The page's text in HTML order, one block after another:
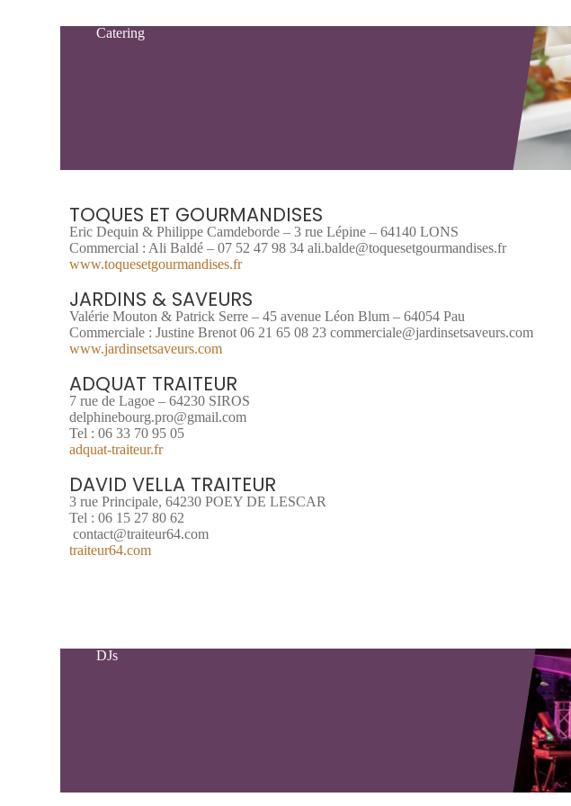
Catering
TOQUES ET GOURMANDISES
Eric Dequin & Philippe Camdeborde – 3 rue Lépine – 64140 LONS
Commercial : Ali Baldé – 07 52 47 98 34 ali.balde@toquesetgourmandises.fr
www.toquesetgourmandises.fr
JARDINS & SAVEURS
Valérie Mouton & Patrick Serre – 45 avenue Léon Blum – 64054 Pau
Commerciale : Justine Brenot 06 21 65 08 23 commerciale@jardinsetsaveurs.com
www.jardinsetsaveurs.com
ADQUAT TRAITEUR
7 rue de Lagoe – 64230 SIROS
delphinebourg.pro@gmail.com
Tel : 06 33 70 95 05
adquat-traiteur.fr
DAVID VELLA TRAITEUR
3 rue Principale, 64230 POEY DE LESCAR
Tel :06 15 27 80 62
contact@traiteur64.com
traiteur64.com
DJs